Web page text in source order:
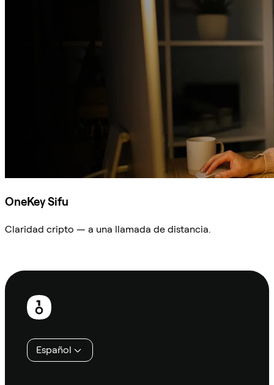
OneKey Sifu
Claridad cripto — a una llamada de distancia.
Pie
página
Español